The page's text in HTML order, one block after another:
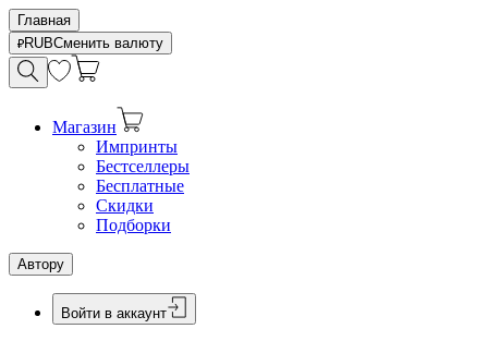
Главная
RUBСменить валюту
Магазин
Импринты
Бестселлеры
Бесплатные
Скидки
Подборки
Автору
Войти в аккаунт